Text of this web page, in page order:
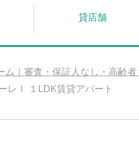
貸店舗
ム｜審査・保証人なし・高齢者
レⅠ １LDK賃貸アパート